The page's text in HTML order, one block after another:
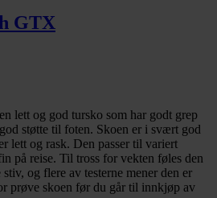
GTX
lett og god tursko som har godt grep
støtte til foten. Skoen er i svært god
lett og rask. Den passer til variert
på reise. Til tross for vekten føles den
og flere av testerne mener den er
prøve skoen før du går til innkjøp av